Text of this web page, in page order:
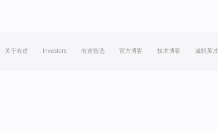
关于有道 Investors 有道智选 官方博客 技术博客 诚聘英才